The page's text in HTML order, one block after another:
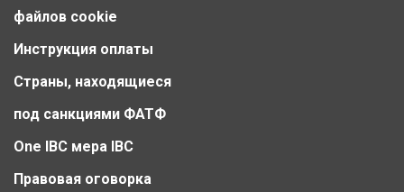
файлов cookie
Инструкция оплаты
Страны, находящиеся
под санкциями ФАТФ
One IBC мера IBC
Правовая оговорка